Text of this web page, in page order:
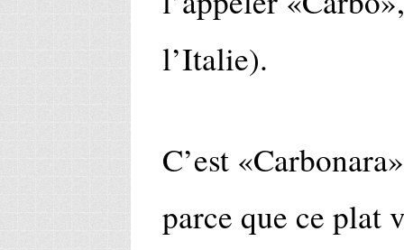
l’Italie).
C’est
parce que ce plat